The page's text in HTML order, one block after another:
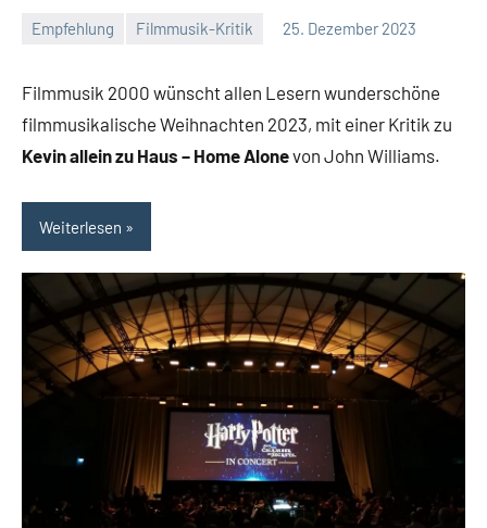
Empfehlung Filmmusik-Kritik 25. Dezember 2023
Keine
Filmmusik 2000 wünscht allen Lesern wunderschöne
filmmusikalische Weihnachten 2023, mit einer Kritik zu
Kevin allein zu Haus – Home Alonevon John Williams.
Weiterlesen